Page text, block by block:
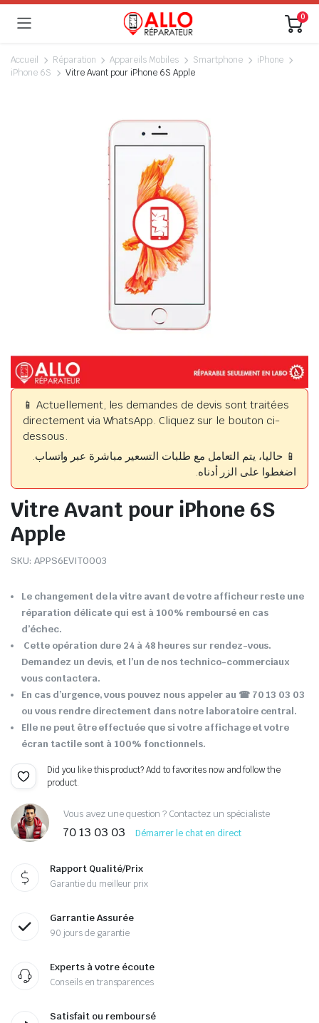
0
Accueil Réparation Appareils Mobiles Smartphone
iPhone
iPhone 6S
Vitre Avant pour iPhone 6S Apple
📱 Actuellement, les demandes de devis sont traitées
directement via WhatsApp. Cliquez sur le bouton ci-
dessous.
📱 حاليا، يتم التعامل مع طلبات التسعير مباشرة عبر واتساب.
اضغطوا على الزر أدناه.
Vitre Avant pour iPhone 6S
Apple
SKU: APPS6EVIT0003
Le changement de la vitre avant de votre afficheur reste une
réparation délicate qui est à 100% remboursé en cas
d’échec.
Cette opération dure 24 à 48 heures sur rendez-vous.
Demandez un devis, et l’un de nos technico-commerciaux
vous contactera.
En cas d’urgence, vous pouvez nous appeler au ☎ 70 13 03 03
ou vous rendre directement dans notre laboratoire central.
Elle ne peut être effectuée que si votre affichage et votre
écran tactile sont à 100% fonctionnels.
Did you like this product? Add to favorites now and follow the
product.
Vous avez une question ? Contactez un spécialiste
70 13 03 03 Démarrer le chat en direct
Rapport Qualité/Prix
Garantie du meilleur prix
Garrantie Assurée
90 jours de garantie
Experts à votre écoute
Conseils en transparences
Satisfait ou remboursé